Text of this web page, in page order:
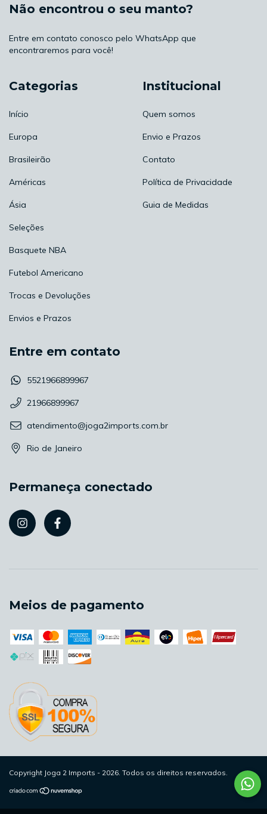
Não encontrou o seu manto?
Entre em contato conosco pelo WhatsApp que
encontraremos para você!
Categorias
Início
Europa
Brasileirão
Américas
Ásia
Seleções
Basquete NBA
Futebol Americano
Trocas e Devoluções
Envios e Prazos
Institucional
Quem somos
Envio e Prazos
Contato
Política de Privacidade
Guia de Medidas
Entre em contato
5521966899967
21966899967
atendimento@joga2imports.com.br
Rio de Janeiro
Permaneça conectado
Meios de pagamento
Copyright Joga 2 Imports - 2026. Todos os direitos reservados.